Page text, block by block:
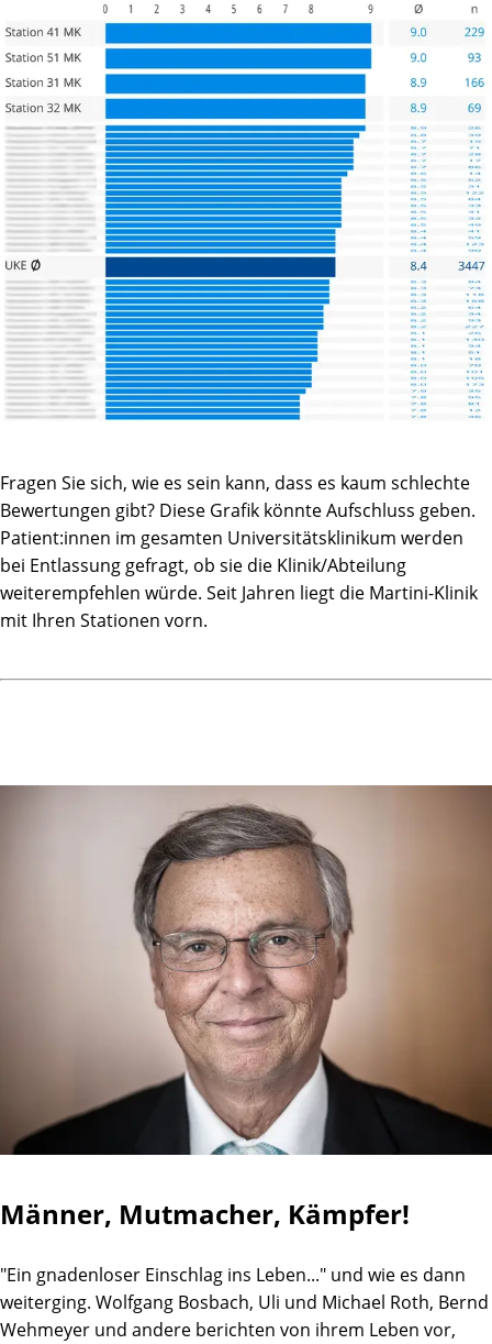
Fragen Sie sich, wie es sein kann, dass es kaum schlechte
Bewertungen gibt? Diese Grafik könnte Aufschluss geben.
Patient:innen im gesamten Universitätsklinikum werden
bei Entlassung gefragt, ob sie die Klinik/Abteilung
weiterempfehlen würde. Seit Jahren liegt die Martini-Klinik
mit Ihren Stationen vorn.
Männer, Mutmacher, Kämpfer!
"Ein gnadenloser Einschlag ins Leben..." und wie es dann
weiterging. Wolfgang Bosbach, Uli und Michael Roth, Bernd
Wehmeyer und andere berichten von ihrem Leben vor,